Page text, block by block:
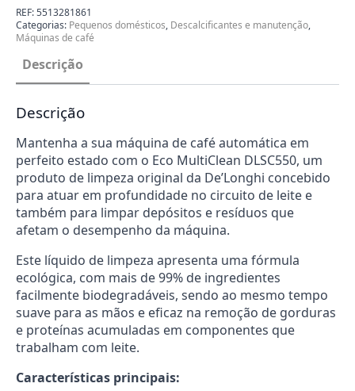
Eco
MultiClean
DeLonghi
DLSC550
REF:5513281861
Categorias: Pequenos domésticos, Descalcificantes e manutenção,
Máquinas de café
Descrição
Descrição
Mantenha a sua máquina de café automática em
perfeito estado com o Eco MultiClean DLSC550, um
produto de limpeza original da De’Longhi concebido
para atuar em profundidade no circuito de leite e
também para limpar depósitos e resíduos que
afetam o desempenho da máquina.
Este líquido de limpeza apresenta uma fórmula
ecológica, com mais de 99% de ingredientes
facilmente biodegradáveis, sendo ao mesmo tempo
suave para as mãos e eficaz na remoção de gorduras
e proteínas acumuladas em componentes que
trabalham com leite.
Características principais: